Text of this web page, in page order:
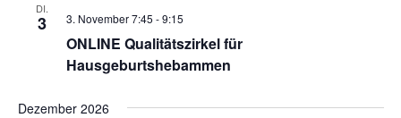
DI.
3
ONLINE Qualitätszirkel für
Hausgeburtshebammen
3. November 7:45 -9:15
Dezember 2026